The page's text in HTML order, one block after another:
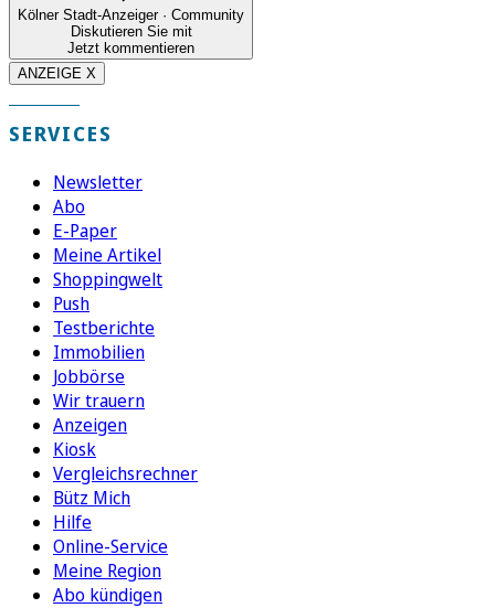
Kölner Stadt-Anzeiger · Community
Diskutieren Sie mit
Jetzt kommentieren
ANZEIGE X
SERVICES
Newsletter
Abo
E-Paper
Meine Artikel
Shoppingwelt
Push
Testberichte
Immobilien
Jobbörse
Wir trauern
Anzeigen
Kiosk
Vergleichsrechner
Bütz Mich
Hilfe
Online-Service
Meine Region
Abo kündigen